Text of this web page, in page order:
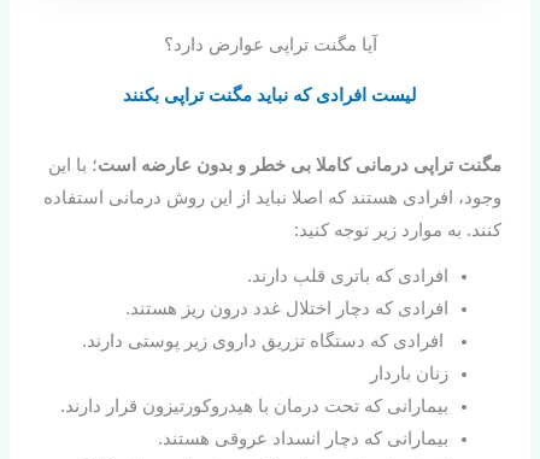
آیا مگنت تراپی عوارض دارد؟
لیست افرادی که نباید مگنت تراپی بکنند
مگنت تراپی درمانی کاملا بی خطر و بدون عارضه است؛ با این
وجود، افرادی هستند که اصلا نباید از این روش درمانی استفاده
کنند. به موارد زیر توجه کنید:
افرادی که باتری قلب دارند.
افرادی که دچار اختلال غدد درون ریز هستند.
افرادی که دستگاه‌ تزریق داروی زیر پوستی دارند.
زنان باردار
بیمارانی که تحت درمان با هیدروکورتیزون قرار دارند.
بیمارانی که دچار انسداد عروقی هستند.